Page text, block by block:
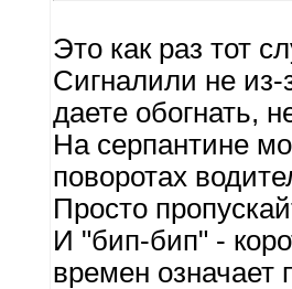
Это как раз тот
Сигналили не из-
даете обогнать,
На серпантине
поворотах
Просто
И "бип-бип" -
времен означает